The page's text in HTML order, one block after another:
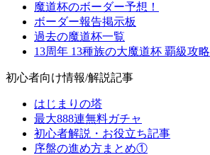
魔道杯のボーダー予想！
ボーダー報告掲示板
過去の魔道杯一覧
13周年 13種族の大魔道杯 覇級攻略
初心者向け情報/解説記事
はじまりの塔
最大888連無料ガチャ
初心者解説・お役立ち記事
序盤の進め方まとめ①